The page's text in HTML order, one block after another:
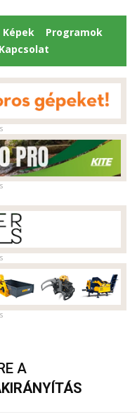
Képek
Programok
Kapcsolat
A